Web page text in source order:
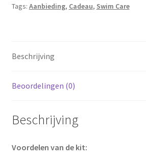
Tags: Aanbieding, Cadeau, Swim Care
Beschrijving
Beoordelingen (0)
Beschrijving
Voordelen van de kit: